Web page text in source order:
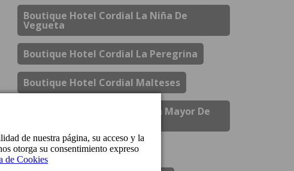
Boutique Hotel Cordial La Niña De
Vegueta
Boutique Hotel Cordial La Peregrina
Boutique Hotel Cordial Malteses
Boutique Hotel Cordial Plaza Mayor De
Bungalows Cordial Biarritz